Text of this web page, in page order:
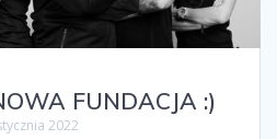
FUNDACJA :)
2022